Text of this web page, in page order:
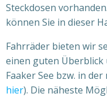
Steckdosen
können Sie in dieser
Fahrräder bieten wir
einen guten Überblick
Faaker See bzw. in
hier). Die näheste